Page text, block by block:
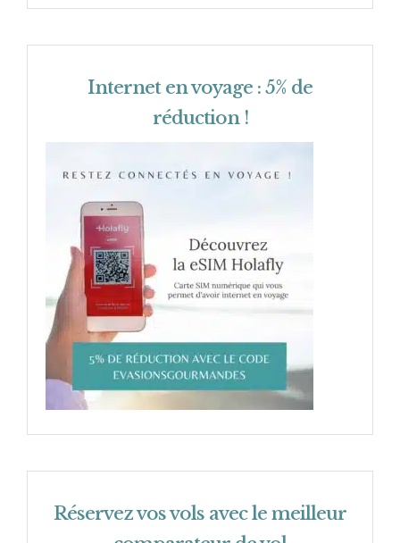
Internet en voyage : 5% de
réduction !
Réservez vos vols avec le meilleur